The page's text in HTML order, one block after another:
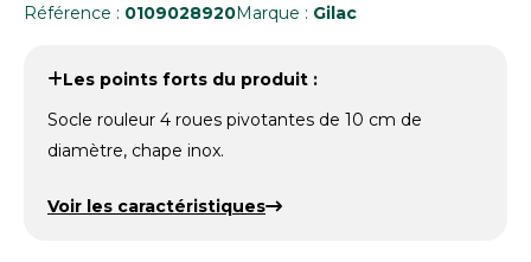
Référence : 0109028920Marque : Gilac
Les points forts du produit :
Socle rouleur 4 roues pivotantes de 10 cm de
diamètre, chape inox.
Voir les caractéristiques